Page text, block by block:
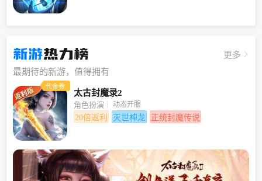
新游热力榜
更多
最期待的新游，值得拥有
代金券
太古封魔录2
角色扮演 动态开服
20倍返利 灭世神龙 正统封魔传说